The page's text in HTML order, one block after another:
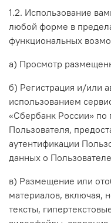
1.2. Использование
любой форме в
функциональных
а) Просмотр
б) Регистрация и/или
использованием
«Сбербанк России»
Пользователя,
аутентификации
данных о
в) Размещение или
материалов, включая,
тексты,